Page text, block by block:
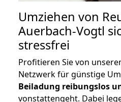
Umziehen von
Auerbach-Vogtl
stressfrei
Profitieren Sie von
Netzwerk für günstige
Beiladung reibungslos
vonstattengeht. Dabei